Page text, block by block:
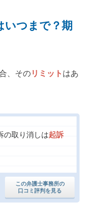
いつまで？期
、そのリミット はあ
この弁護士事務所の
口コミ評判を見る
の取り消しは起訴